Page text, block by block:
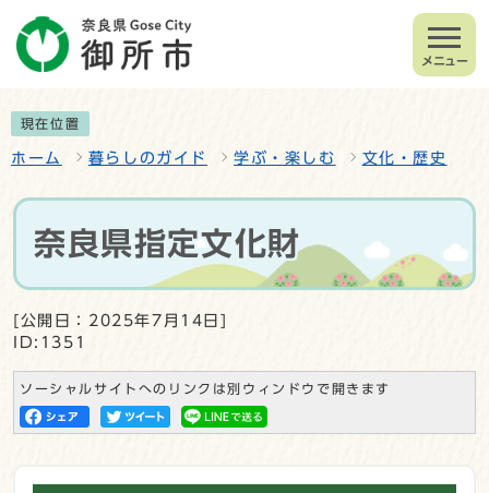
メニュー
現在位置
ホーム 暮らしのガイド 学ぶ・楽しむ 文化・歴史
奈良県指定文化財
[公開日：2025年7月14日]
ID:1351
ソーシャルサイトへのリンクは別ウィンドウで開きます